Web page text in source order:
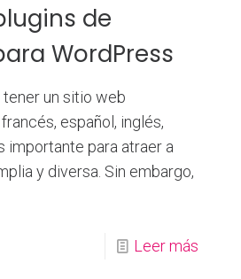
de
WordPress
tener un sitio web
español, inglés,
importante para atraer a
y diversa. Sin embargo,
Leer más